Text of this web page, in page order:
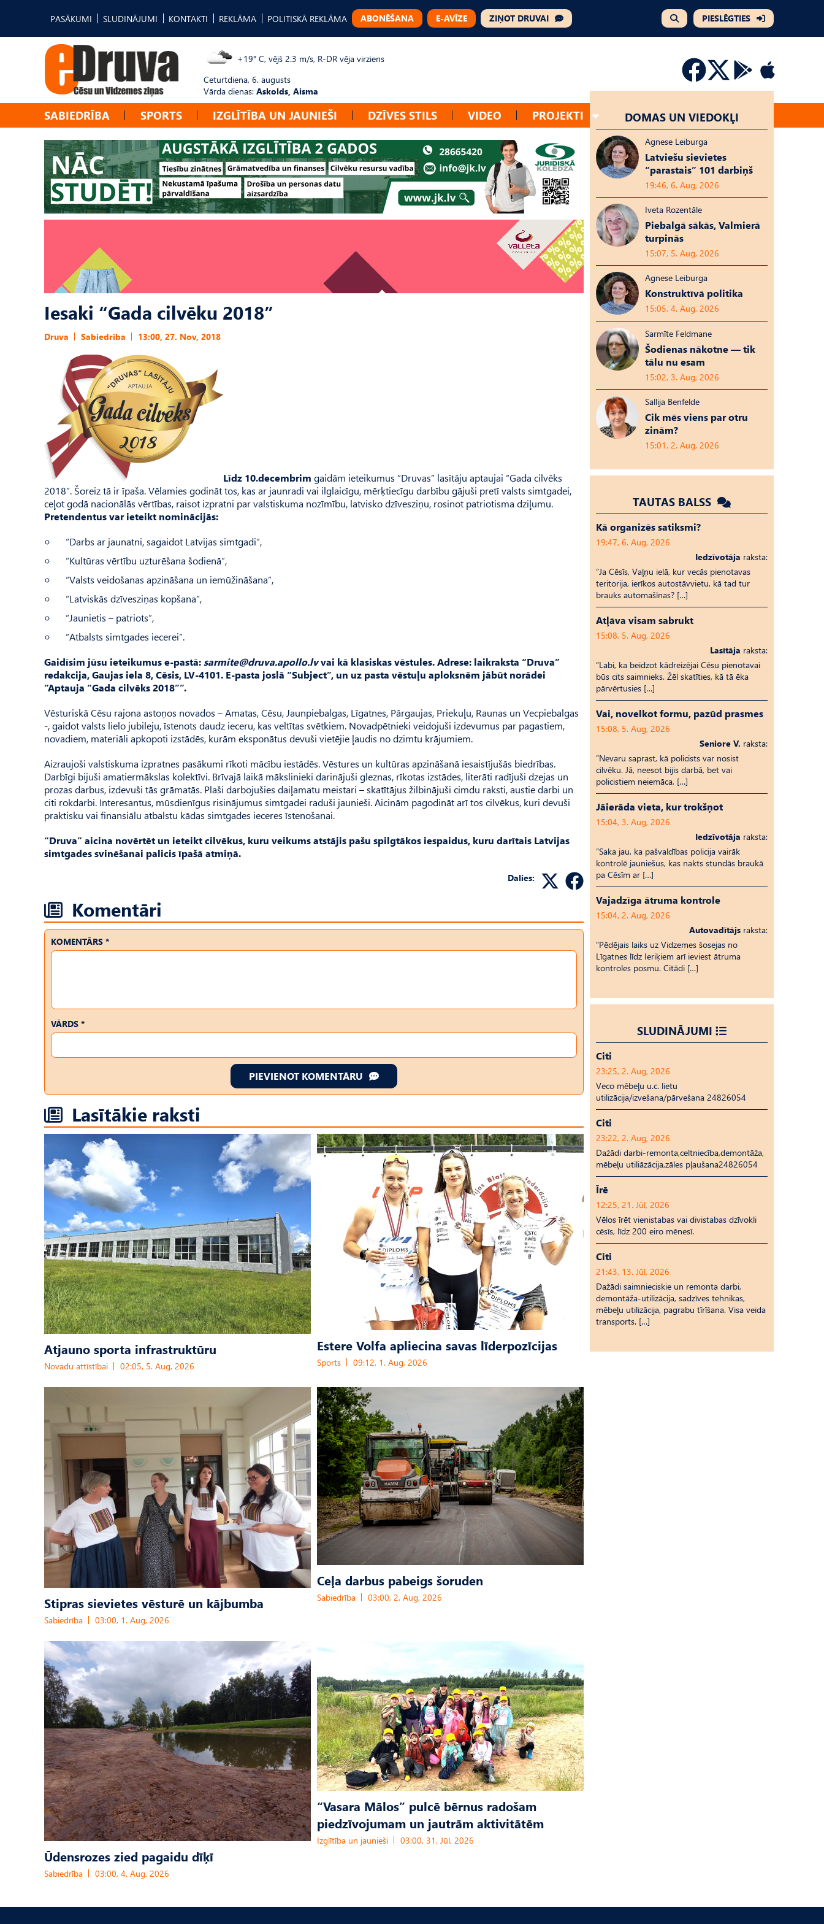
PASĀKUMI SLUDINĀJUMI KONTAKTI REKLĀMA POLITISKĀ REKLĀMA ABONĒŠANA E-AVĪZE ZIŅOT DRUVAI PIESLĒGTIES
+19° C, vējš 2.3 m/s, R-DR vēja virziens
Ceturtdiena, 6. augusts
Vārda dienas: Askolds, Aisma
SABIEDRĪBA SPORTS IZGLĪTĪBA UN JAUNIEŠI DZĪVES STILS VIDEO PROJEKTI
Iesaki “Gada cilvēku 2018”
Druva Sabiedrība 13:00, 27. Nov, 2018
Līdz 10.decembrim gaidām ieteikumus “Druvas” lasītāju aptaujai “Gada cilvēks
2018”. Šoreiz tā ir īpaša. Vēlamies godināt tos, kas ar jaunradi vai ilglaicīgu, mērķtiecīgu darbību gājuši pretī valsts simtgadei,
ceļot godā nacionālās vērtības, raisot izpratni par valstiskuma nozīmību, latvisko dzīvesziņu, rosinot patriotisma dziļumu.
Pretendentus var ieteikt nominācijās:
“Darbs ar jaunatni, sagaidot Latvijas simtgadi”,
“Kultūras vērtību uzturēšana šodienā”,
“Valsts veidošanas apzināšana un iemūžināšana”,
“Latviskās dzīvesziņas kopšana”,
“Jaunietis – patriots”,
“Atbalsts simtgades iecerei”.
Gaidīsim jūsu ieteikumus e-pastā:sarmite@druva.apollo.lvvai kā klasiskas vēstules. Adrese: laikraksta “Druva”
redakcija, Gaujas iela 8, Cēsis, LV-4101. E-pasta joslā “Subject”, un uz pasta vēstuļu aploksnēm jābūt norādei
“Aptauja “Gada cilvēks 2018””.
Vēsturiskā Cēsu rajona astoņos novados – Amatas, Cēsu, Jaunpiebalgas, Līgatnes, Pārgaujas, Priekuļu, Raunas un Vecpiebalgas
-, gaidot valsts lielo jubileju, īstenots daudz ieceru, kas veltītas svētkiem. Novadpētnieki veidojuši izdevumus par pagastiem,
novadiem, materiāli apkopoti izstādēs, kurām eksponātus devuši vietējie ļaudis no dzimtu krājumiem.
Aizraujoši valstiskuma izpratnes pasākumi rīkoti mācību iestādēs. Vēstures un kultūras apzināšanā iesaistījušās biedrības.
Darbīgi bijuši amatiermākslas kolektīvi. Brīvajā laikā mākslinieki darinājuši gleznas, rīkotas izstādes, literāti radījuši dzejas un
prozas darbus, izdevuši tās grāmatās. Plaši darbojušies daiļamatu meistari – skatītājus žilbinājuši cimdu raksti, austie darbi un
citi rokdarbi. Interesantus, mūsdienīgus risinājumus simtgadei raduši jaunieši. Aicinām pagodināt arī tos cilvēkus, kuri devuši
praktisku vai finansiālu atbalstu kādas simtgades ieceres īstenošanai.
“Druva” aicina novērtēt un ieteikt cilvēkus, kuru veikums atstājis pašu spilgtākos iespaidus, kuru darītais Latvijas
simtgades svinēšanai palicis īpašā atmiņā.
Dalies:
Komentāri
KOMENTĀRS *
VĀRDS *
PIEVIENOT KOMENTĀRU
Lasītākie raksti
Atjauno sporta infrastruktūru
Novadu attīstībai 02:05, 5. Aug, 2026
Estere Volfa apliecina savas līderpozīcijas
Sports 09:12, 1. Aug, 2026
Stipras sievietes vēsturē un kājbumba
Sabiedrība 03:00, 1. Aug, 2026
Ceļa darbus pabeigs šoruden
Sabiedrība 03:00, 2. Aug, 2026
Ūdensrozes zied pagaidu dīķī
Sabiedrība 03:00, 4. Aug, 2026
“Vasara Mālos” pulcē bērnus radošam
piedzīvojumam un jautrām aktivitātēm
Izglītība un jaunieši 03:00, 31. Jūl, 2026
DOMAS UN VIEDOKĻI
Agnese Leiburga
Latviešu sievietes
“parastais” 101 darbiņš
19:46, 6. Aug, 2026
Iveta Rozentāle
Piebalgā sākās, Valmierā
turpinās
15:07, 5. Aug, 2026
Agnese Leiburga
Konstruktīvā politika
15:05, 4. Aug, 2026
Sarmīte Feldmane
Šodienas nākotne — tik
tālu nu esam
15:02, 3. Aug, 2026
Sallija Benfelde
Cik mēs viens par otru
zinām?
15:01, 2. Aug, 2026
TAUTAS BALSS
Kā organizēs satiksmi?
19:47, 6. Aug, 2026
Iedzīvotāja raksta:
“Ja Cēsīs, Vaļņu ielā, kur vecās pienotavas
teritorija, ierīkos autostāvvietu, kā tad tur
brauks automašīnas? […]
Atļāva visam sabrukt
15:08, 5. Aug, 2026
Lasītāja raksta:
“Labi, ka beidzot kādreizējai Cēsu pienotavai
būs cits saimnieks. Žēl skatīties, kā tā ēka
pārvērtusies […]
Vai, novelkot formu, pazūd prasmes
15:08, 5. Aug, 2026
Seniore V. raksta:
“Nevaru saprast, kā policists var nosist
cilvēku. Jā, neesot bijis darbā, bet vai
policistiem neiemāca, […]
Jāierāda vieta, kur trokšņot
15:04, 3. Aug, 2026
Iedzīvotāja raksta:
“Saka jau, ka pašvaldības policija vairāk
kontrolē jauniešus, kas nakts stundās braukā
pa Cēsīm ar […]
Vajadzīga ātruma kontrole
15:04, 2. Aug, 2026
Autovadītājs raksta:
“Pēdējais laiks uz Vid­ze­mes šosejas no
Līgatnes līdz Ieriķiem arī ieviest ātruma
kontroles posmu. Citādi […]
SLUDINĀJUMI
Citi
23:25, 2. Aug, 2026
Veco mēbeļu u.c. lietu
utilizācija/izvešana/pārvešana 24826054
Citi
23:22, 2. Aug, 2026
Dažādi darbi-remonta,celtniecība,demontāža,
mēbeļu utiliāzācija,zāles pļaušana24826054
Īrē
12:25, 21. Jūl, 2026
Vēlos īrēt vienistabas vai divistabas dzīvokli
cēsīs, līdz 200 eiro mēnesī.
Citi
21:43, 13. Jūl, 2026
Dažādi saimnieciskie un remonta darbi,
demontāža-utilizācija, sadzīves tehnikas,
mēbeļu utilizācija, pagrabu tīrīšana. Visa veida
transports. […]